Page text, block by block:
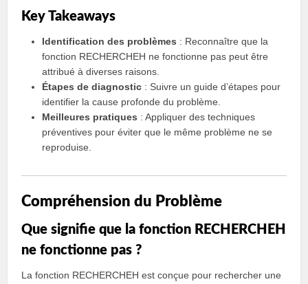
Key Takeaways
Identification des problèmes : Reconnaître que la
fonction RECHERCHEH ne fonctionne pas peut être
attribué à diverses raisons.
Étapes de diagnostic : Suivre un guide d’étapes pour
identifier la cause profonde du problème.
Meilleures pratiques : Appliquer des techniques
préventives pour éviter que le même problème ne se
reproduise.
Compréhension du Problème
Que signifie que la fonction RECHERCHEH
ne fonctionne pas ?
La fonction RECHERCHEH est conçue pour rechercher une